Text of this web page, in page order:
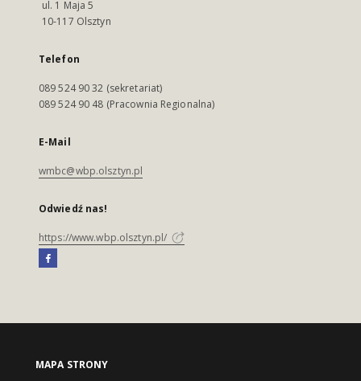
ul. 1 Maja 5
10-117 Olsztyn
Telefon
089 524 90 32 (sekretariat)
089 524 90 48 (Pracownia Regionalna)
E-Mail
wmbc@wbp.olsztyn.pl
Odwiedź nas!
https://www.wbp.olsztyn.pl/
MAPA STRONY